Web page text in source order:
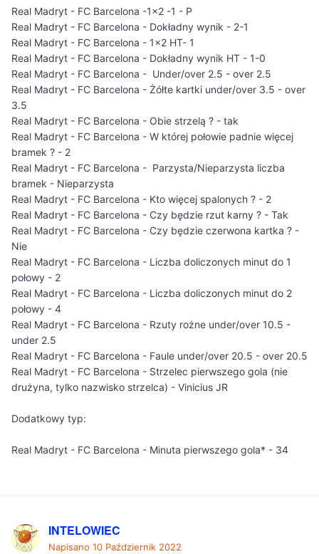
Real Madryt - FC Barcelona -1x2 -1 - P
Real Madryt - FC Barcelona - Dokładny wynik - 2-1
Real Madryt - FC Barcelona - 1x2 HT- 1
Real Madryt - FC Barcelona - Dokładny wynik HT - 1-0
Real Madryt - FC Barcelona - Under/over 2.5 - over 2.5
Real Madryt - FC Barcelona - Żółte kartki under/over 3.5 - over
3.5
Real Madryt - FC Barcelona - Obie strzelą ? - tak
Real Madryt - FC Barcelona - W której połowie padnie więcej
bramek ? - 2
Real Madryt - FC Barcelona - Parzysta/Nieparzysta liczba
bramek - Nieparzysta
Real Madryt - FC Barcelona - Kto więcej spalonych ? - 2
Real Madryt - FC Barcelona - Czy będzie rzut karny ? - Tak
Real Madryt - FC Barcelona - Czy będzie czerwona kartka ? -
Nie
Real Madryt - FC Barcelona - Liczba doliczonych minut do 1
połowy - 2
Real Madryt - FC Barcelona - Liczba doliczonych minut do 2
połowy - 4
Real Madryt - FC Barcelona - Rzuty rożne under/over 10.5 -
under 2.5
Real Madryt - FC Barcelona - Faule under/over 20.5 - over 20.5
Real Madryt - FC Barcelona - Strzelec pierwszego gola (nie
drużyna, tylko nazwisko strzelca) - Vinicius JR
Dodatkowy typ:
Real Madryt - FC Barcelona - Minuta pierwszego gola* - 34
INTELOWIEC
Napisano 10 Październik 2022